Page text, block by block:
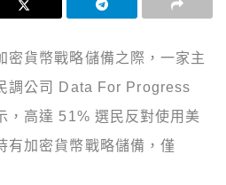
密貨幣戰略儲備之際，一家主
調公司 Data For Progress
，高達 51% 選民反對使用美
有加密貨幣戰略儲備，僅